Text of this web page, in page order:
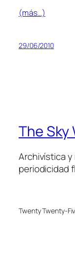
(más…)
29/06/2010
The Sky
Archivística
periodicidad
Twenty Twenty-